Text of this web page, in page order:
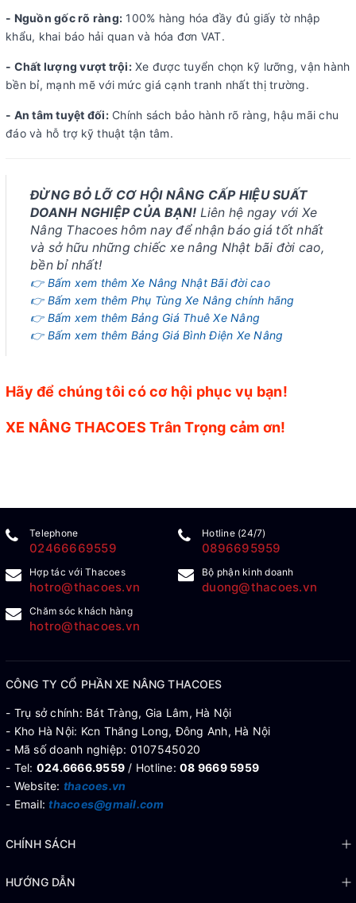
- Nguồn gốc rõ ràng: 100% hàng hóa đầy đủ giấy tờ nhập
khẩu, khai báo hải quan và hóa đơn VAT.
- Chất lượng vượt trội:Xe được tuyển chọn kỹ lưỡng, vận hành
bền bỉ, mạnh mẽ với mức giá cạnh tranh nhất thị trường.
- An tâm tuyệt đối:Chính sách bảo hành rõ ràng, hậu mãi chu
đáo và hỗ trợ kỹ thuật tận tâm.
ĐỪNG BỎ LỠ CƠ HỘI NÂNG CẤP HIỆU SUẤT
DOANH NGHIỆP CỦA BẠN! Liên hệ ngay với Xe
Nâng Thacoes hôm nay để nhận báo giá tốt nhất
và sở hữu những chiếc xe nâng Nhật bãi đời cao,
bền bỉ nhất!
👉 Bấm xem thêm Xe Nâng Nhật Bãi đời cao
👉 Bấm xem thêm Phụ Tùng Xe Nâng chính hãng
👉 Bấm xem thêm Bảng Giá Thuê Xe Nâng
👉 Bấm xem thêm Bảng Giá Bình Điện Xe Nâng
Hãy để chúng tôi có cơ hội phục vụ bạn!
XE NÂNG THACOES Trân Trọng cảm ơn!
Telephone
02466669559
Hotline (24/7)
0896695959
Hợp tác với Thacoes
hotro@thacoes.vn
Bộ phận kinh doanh
duong@thacoes.vn
Chăm sóc khách hàng
hotro@thacoes.vn
CÔNG TY CỔ PHẦN XE NÂNG THACOES
- Trụ sở chính: Bát Tràng, Gia Lâm, Hà Nội
- Kho Hà Nội: Kcn Thăng Long, Đông Anh, Hà Nội
- Mã số doanh nghiệp: 0107545020
- Tel: 024.6666.9559 / Hotline: 08 9669 5959
- Website: thacoes.vn
- Email:thacoes@gmail.com
CHÍNH SÁCH
HƯỚNG DẪN